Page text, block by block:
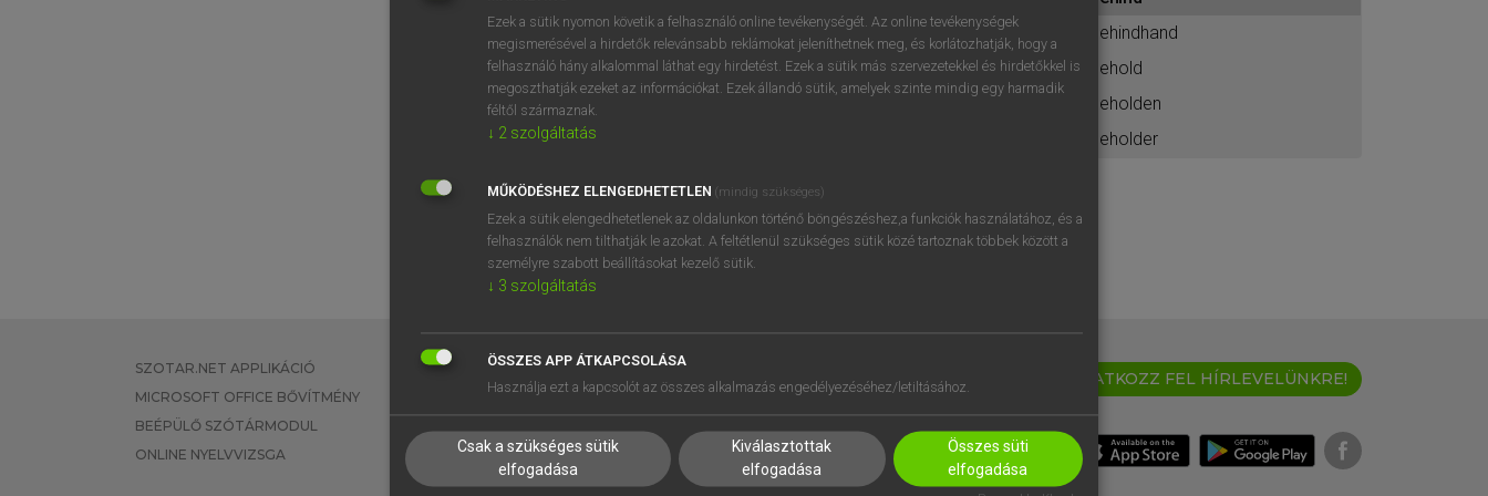
BELÉPÉS
próbaverziójának elindításához
regisztrálok ésbelépek.
REGISZTRÁCIÓ
behindhand
behold
beholden
beholder
SZOTAR.NET APPLIKÁCIÓ
MICROSOFT OFFICE BŐVÍTMÉNY
BEÉPÜLŐ SZÓTÁRMODUL
ONLINE NYELVVIZSGA
EGYÉNI FELHASZNÁLÓKNAK
TANULÓKNAK
VÁLLALATI MEGOLDÁSOK
SÚGÓ
RÓLUNK
SÜTI BEÁLLÍTÁSOK
IRATKOZZ FEL HÍRLEVELÜNKRE!
Ezek a sütik nyomon követik a felhasználó online tevékenységét. Az online tevékenységek
megismerésével a hirdetők relevánsabb reklámokat jeleníthetnek meg, és korlátozhatják, hogy a
felhasználó hány alkalommal láthat egy hirdetést. Ezek a sütik más szervezetekkel és hirdetőkkel is
megoszthatják ezeket az információkat. Ezek állandó sütik, amelyek szinte mindig egy harmadik
féltől származnak.
↓ 2 szolgáltatás
MŰKÖDÉSHEZ ELENGEDHETETLEN (mindig szükséges)
Ezek a sütik elengedhetetlenek az oldalunkon történő böngészéshez,a funkciók használatához, és a
felhasználók nem tilthatják le azokat. A feltétlenül szükséges sütik közé tartoznak többek között a
személyre szabott beállításokat kezelő sütik.
↓ 3 szolgáltatás
ÖSSZES APP ÁTKAPCSOLÁSA
Használja ezt a kapcsolót az összes alkalmazás engedélyezéséhez/letiltásához.
Csak a szükséges sütik
elfogadása
Kiválasztottak
elfogadása
Összes süti
elfogadása